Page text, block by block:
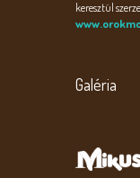
keresztül
Galéria